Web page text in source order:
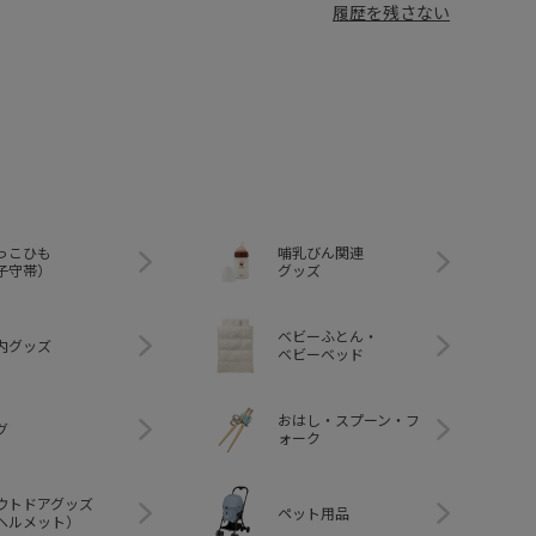
履歴を残さない
こひも
守帯）
哺乳びん関連
グッズ
グッズ
ベビーふとん・
ベビーベッド
おはし・スプーン・フ
ォーク
トドアグッズ
ルメット）
ペット用品